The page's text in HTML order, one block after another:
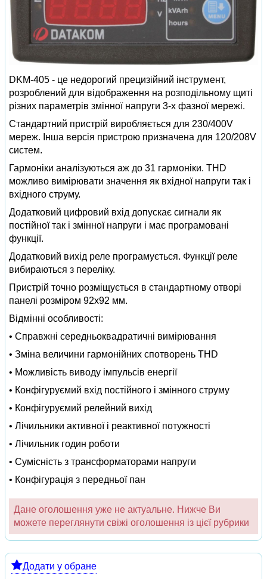
DKM-405 - це недорогий прецизійний інструмент,
розроблений для відображення на розподільному щиті
різних параметрів змінної напруги 3-х фазної мережі.
Стандартний пристрій виробляється для 230/400V
мереж. Інша версія пристрою призначена для 120/208V
систем.
Гармоніки аналізуються аж до 31 гармоніки. THD
можливо вимірювати значення як вхідної напруги так і
вхідного струму.
Додатковий цифровий вхід допускає сигнали як
постійної так і змінної напруги і має програмовані
функції.
Додатковий вихід реле програмується. Функції реле
вибираються з переліку.
Пристрій точно розміщується в стандартному отворі
панелі розміром 92x92 мм.
Відмінні особливості:
• Справжні середньоквадратичні вимірювання
• Зміна величини гармонійних спотворень THD
• Можливість виводу імпульсів енергії
• Конфігуруємий вхід постійного і змінного струму
• Конфігуруємий релейний вихід
• Лічильники активної і реактивної потужності
• Лічильник годин роботи
• Сумісність з трансформаторами напруги
• Конфігурація з передньої пан
Дане оголошення уже не актуальне. Нижче Ви
можете переглянути свіжі оголошення із цієї рубрики
Додати у обране